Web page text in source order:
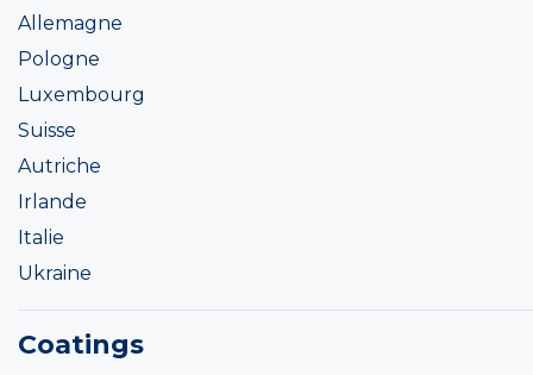
Allemagne
Pologne
Luxembourg
Suisse
Autriche
Irlande
Italie
Ukraine
Coatings